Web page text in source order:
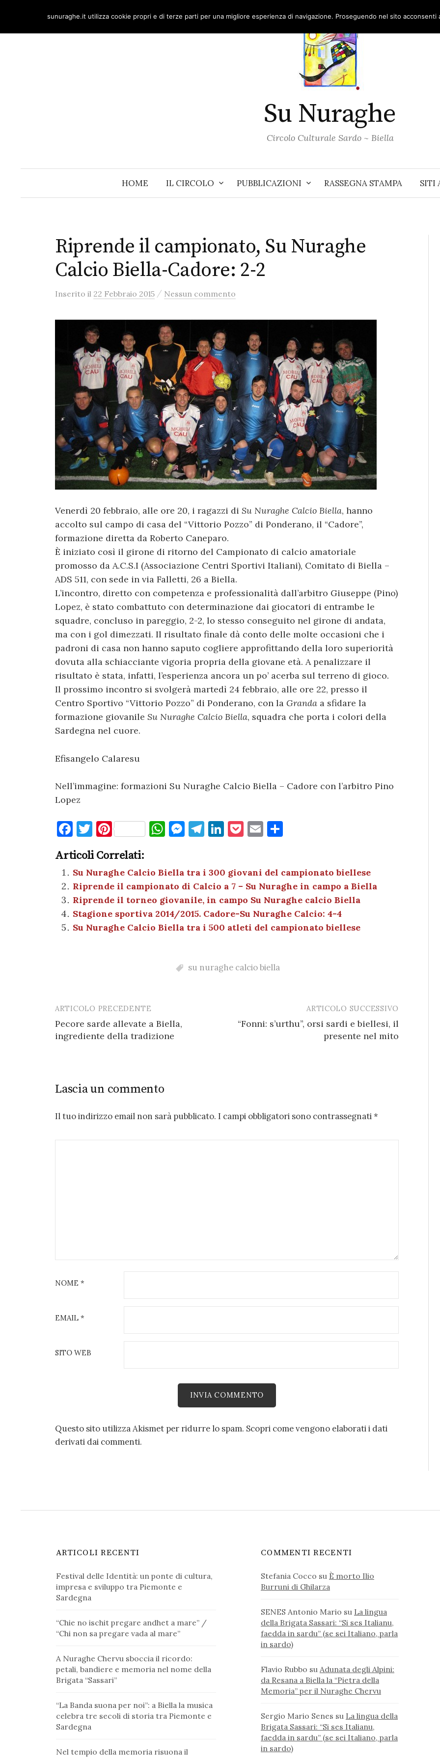
content
Su Nuraghe
Circolo Culturale Sardo ~ Biella
HOME IL CIRCOLO PUBBLICAZIONI RASSEGNA STAMPA SITI
Riprende il campionato, Su Nuraghe
Calcio Biella-Cadore: 2-2
Inserito il 22 Febbraio 2015 / Nessun commento
Venerdì 20 febbraio, alle ore 20, i ragazzi di Su Nuraghe Calcio Biella, hanno
accolto sul campo di casa del “Vittorio Pozzo” di Ponderano, il “Cadore”,
formazione diretta da Roberto Caneparo.
È iniziato così il girone di ritorno del Campionato di calcio amatoriale
promosso da A.C.S.I (Associazione Centri Sportivi Italiani), Comitato di Biella –
ADS 511, con sede in via Falletti, 26 a Biella.
L’incontro, diretto con competenza e professionalità dall’arbitro Giuseppe (Pino)
Lopez, è stato combattuto con determinazione dai giocatori di entrambe le
squadre, concluso in pareggio, 2-2, lo stesso conseguito nel girone di andata,
ma con i gol dimezzati. Il risultato finale dà conto delle molte occasioni che i
padroni di casa non hanno saputo cogliere approfittando della loro superiorità
dovuta alla schiacciante vigoria propria della giovane età. A penalizzare il
risultato è stata, infatti, l’esperienza ancora un po’ acerba sul terreno di gioco.
Il prossimo incontro si svolgerà martedì 24 febbraio, alle ore 22, presso il
Centro Sportivo “Vittorio Pozzo” di Ponderano, con la Granda a sfidare la
formazione giovanile Su Nuraghe Calcio Biella, squadra che porta i colori della
Sardegna nel cuore.
Efisangelo Calaresu
Nell’immagine: formazioni Su Nuraghe Calcio Biella – Cadore con l’arbitro Pino
Lopez
F
c
e
b
o
o
T
it
te
r
Pi
er
es
t
W
s
A
p
p
M
n
g
er
T
gr
a
m
Li
e
dI
n
P
k
et
E
l di
vi
di
Articoli Correlati:
Su Nuraghe Calcio Biella tra i 300 giovani del campionato biellese
Riprende il campionato di Calcio a 7 – Su Nuraghe in campo a Biella
Riprende il torneo giovanile, in campo Su Nuraghe calcio Biella
Stagione sportiva 2014/2015. Cadore-Su Nuraghe Calcio: 4-4
Su Nuraghe Calcio Biella tra i 500 atleti del campionato biellese
su nuraghe calcio biella
Post
navigation
ARTICOLO PRECEDENTE
Pecore sarde allevate a Biella,
ingrediente della tradizione
ARTICOLO SUCCESSIVO
“Fonni: s’urthu”, orsi sardi e biellesi, il
presente nel mito
Lascia un commento
Il tuo indirizzo email non sarà pubblicato. I campi obbligatori sono contrassegnati*
NOME *
EMAIL *
SITO WEB
Questo sito utilizza Akismet per ridurre lo spam. Scopri come vengono elaborati i dati
derivati dai commenti.
ARTICOLI RECENTI
Festival delle Identità: un ponte di cultura,
impresa e sviluppo tra Piemonte e
Sardegna
“Chie no ischit pregare andhet a mare” /
“Chi non sa pregare vada al mare”
A Nuraghe Chervu sboccia il ricordo:
petali, bandiere e memoria nel nome della
Brigata “Sassari”
“La Banda suona per noi”: a Biella la musica
celebra tre secoli di storia tra Piemonte e
Sardegna
Nel tempio della memoria risuona il
COMMENTI RECENTI
Stefania Cocco su È morto Ilio
Burruni di Ghilarza
SENES Antonio Mario su La lingua
della Brigata Sassari: “Si ses Italianu,
faedda in sardu” (se sei Italiano, parla
in sardo)
Flavio Rubbo su Adunata degli Alpini:
da Resana a Biella la “Pietra della
Memoria” per il Nuraghe Chervu
Sergio Mario Senes su La lingua della
Brigata Sassari: “Si ses Italianu,
faedda in sardu” (se sei Italiano, parla
in sardo)
sunuraghe.it utilizza cookie propri e di terze parti per una migliore esperienza di navigazione. Proseguendo nel sito acconsenti